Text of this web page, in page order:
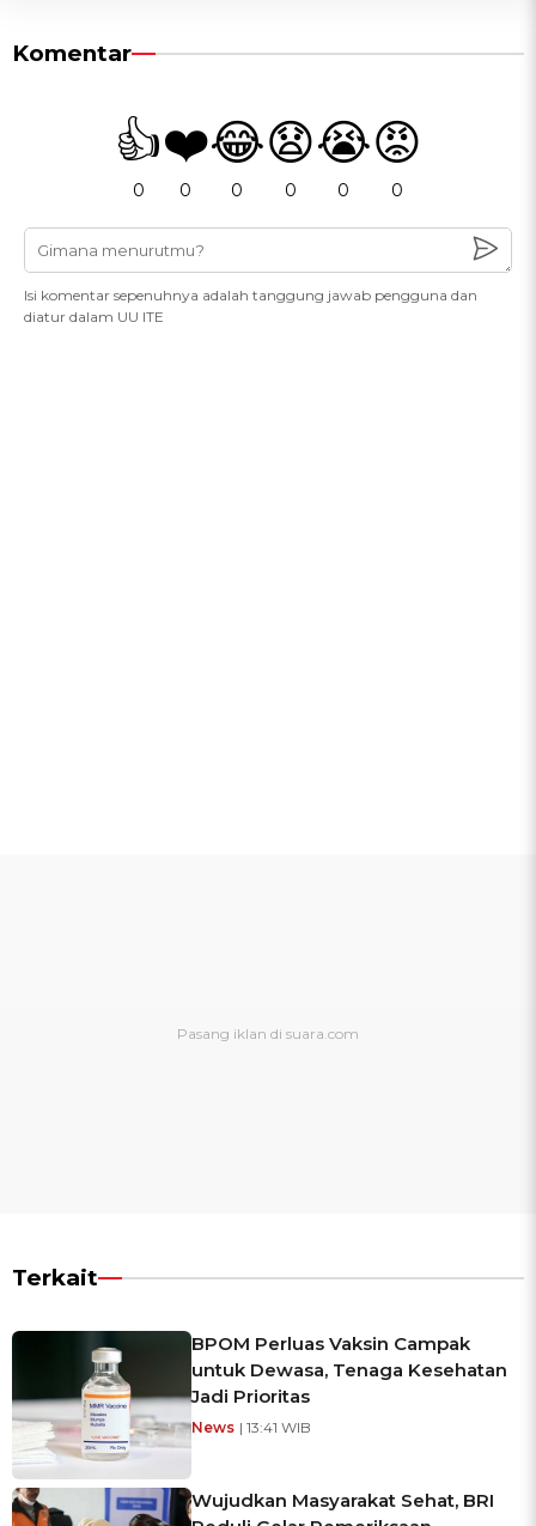
Komentar
👍
0
❤️
0
😂
0
😧
0
😭
0
😡
0
Isi komentar sepenuhnya adalah tanggung jawab pengguna dan
diatur dalam UU ITE
Terkait
BPOM Perluas Vaksin Campak
untuk Dewasa, Tenaga Kesehatan
Jadi Prioritas
News | 13:41 WIB
Wujudkan Masyarakat Sehat, BRI